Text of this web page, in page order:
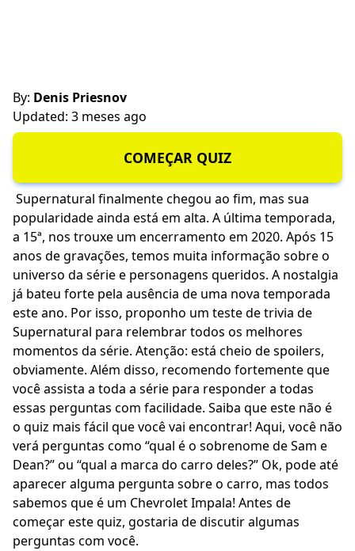
By: Denis Priesnov
Updated: 3 meses ago
COMEÇAR QUIZ
Supernatural finalmente chegou ao fim, mas sua
popularidade ainda está em alta. A última temporada,
a 15ª, nos trouxe um encerramento em 2020. Após 15
anos de gravações, temos muita informação sobre o
universo da série e personagens queridos. A nostalgia
já bateu forte pela ausência de uma nova temporada
este ano. Por isso, proponho um teste de trivia de
Supernatural para relembrar todos os melhores
momentos da série. Atenção: está cheio de spoilers,
obviamente. Além disso, recomendo fortemente que
você assista a toda a série para responder a todas
essas perguntas com facilidade. Saiba que este não é
o quiz mais fácil que você vai encontrar! Aqui, você não
verá perguntas como “qual é o sobrenome de Sam e
Dean?” ou “qual a marca do carro deles?” Ok, pode até
aparecer alguma pergunta sobre o carro, mas todos
sabemos que é um Chevrolet Impala! Antes de
começar este quiz, gostaria de discutir algumas
perguntas com você.